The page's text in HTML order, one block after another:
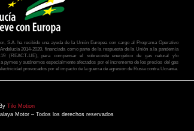
S.A. ha recibido una ayuda de la Unión Europea con cargo al Programa Operativo
2014-2020, financiada como parte de la respuesta de la Unión a la pandemia
(REACT-UE), para compensar el sobrecoste energético de gas natural y/o
pymes y autónomos especialmente afectados por el incremento de los precios del gas
provocados por el impacto de la guerra de agresión de Rusia contra Ucrania.
Tilo Motion
Motor – Todos los derechos reservados